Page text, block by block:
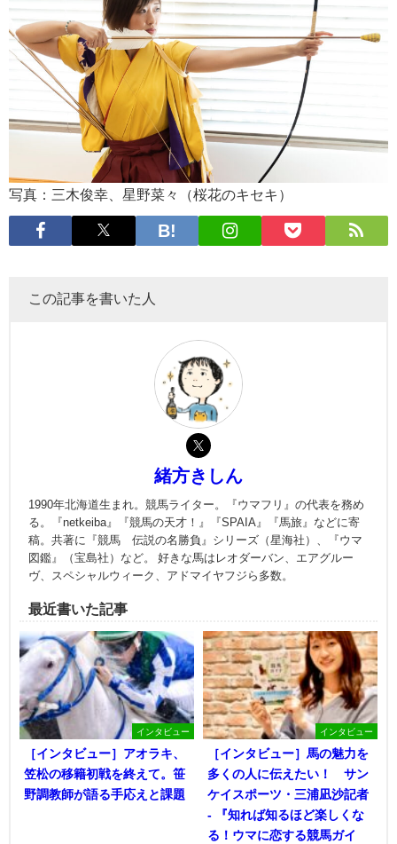
写真：三木俊幸、星野菜々（桜花のキセキ）
この記事を書いた人
緒方きしん
1990年北海道生まれ。競馬ライター。『ウマフリ』の代表を務め
る。『netkeiba』『競馬の天才！』『SPAIA』『馬旅』などに寄
稿。共著に『競馬 伝説の名勝負』シリーズ（星海社）、『ウマ
図鑑』（宝島社）など。 好きな馬はレオダーバン、エアグルー
ヴ、スペシャルウィーク、アドマイヤフジら多数。
最近書いた記事
インタビュー
［インタビュー］アオラキ、
笠松の移籍初戦を終えて。笹
野調教師が語る手応えと課題
インタビュー
［インタビュー］馬の魅力を
多くの人に伝えたい！ サン
ケイスポーツ・三浦凪沙記者
- 『知れば知るほど楽しくな
る！ウマに恋する競馬ガイ